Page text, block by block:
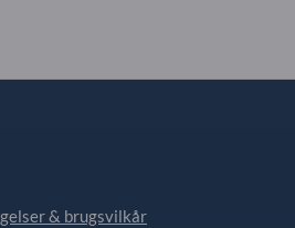
& brugsvilkår